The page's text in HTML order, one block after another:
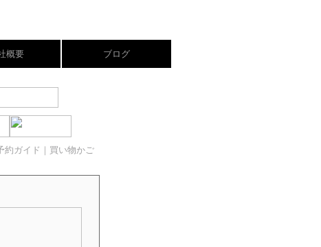
概要 ブログ
約ガイド ｜買い物かご